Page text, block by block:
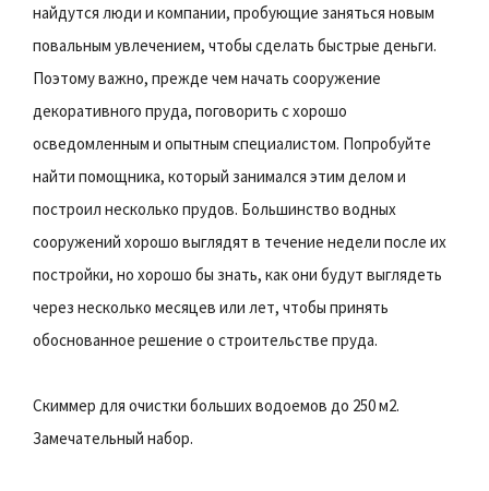
найдутся люди и компании, пробующие заняться новым
повальным увлечением, чтобы сделать быстрые деньги.
Поэтому важно, прежде чем начать сооружение
декоративного пруда, поговорить с хорошо
осведомленным и опытным специалистом. Попробуйте
найти помощника, который занимался этим делом и
построил несколько прудов. Большинство водных
сооружений хорошо выглядят в течение недели после их
постройки, но хорошо бы знать, как они будут выглядеть
через несколько месяцев или лет, чтобы принять
обоснованное решение о строительстве пруда.
Скиммер для очистки больших водоемов до 250 м2.
Замечательный набор.